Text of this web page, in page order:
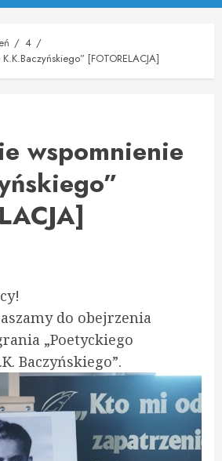
4
[FOTORELACJA]
wspomnienie
do obejrzenia
„Poetyckiego
Baczyńskiego”.